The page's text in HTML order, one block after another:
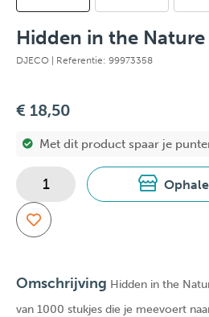
Hidden in the Nature
DJECO | Referentie: 99973358
€ 18,50
Met dit product spaar je
Omschrijving Hidden in the
van 1000 stukjes die je meevoert